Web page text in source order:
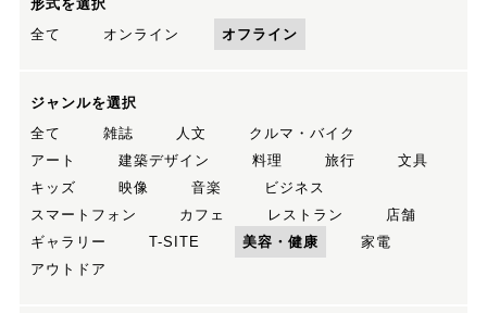
形式を選択
全て
オンライン オフライン
ジャンルを選択
全て
雑誌 人文
クルマ・バイク
アート
建築デザイン 料理 旅行
文具
キッズ
映像 音楽
ビジネス
スマートフォン
カフェ レストラン
店舗
ギャラリー
T-SITE 美容・健康
家電
アウトドア